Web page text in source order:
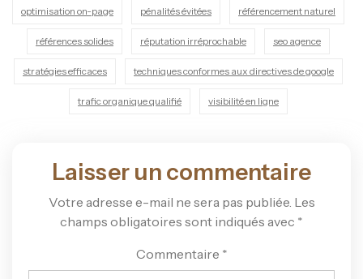
optimisation on-page pénalités évitées référencement naturel
références solides réputation irréprochable seo agence
stratégies efficaces techniques conformes aux directives de google
trafic organique qualifié visibilité en ligne
Laisser un commentaire
Votre adresse e-mail ne sera pas publiée. Les
champs obligatoires sont indiqués avec *
Commentaire *